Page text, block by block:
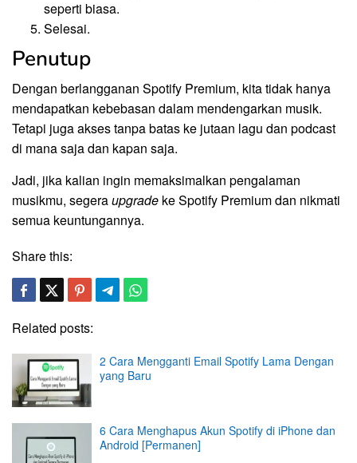
seperti biasa.
Selesai.
Penutup
Dengan berlangganan Spotify Premium, kita tidak hanya
mendapatkan kebebasan dalam mendengarkan musik.
Tetapi juga akses tanpa batas ke jutaan lagu dan podcast
di mana saja dan kapan saja.
Jadi, jika kalian ingin memaksimalkan pengalaman
musikmu, segeraupgrade ke Spotify Premium dan nikmati
semua keuntungannya.
Share this:
Related posts:
2 Cara Mengganti Email Spotify Lama Dengan
yang Baru
6 Cara Menghapus Akun Spotify di iPhone dan
Android [Permanen]